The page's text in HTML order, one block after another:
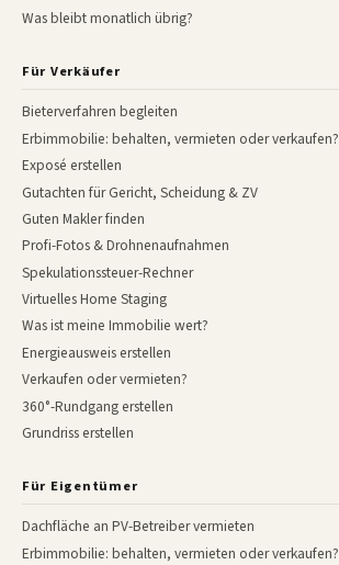
Was bleibt monatlich übrig?
Für Verkäufer
Bieterverfahren begleiten
Erbimmobilie: behalten, vermieten oder verkaufen?
Exposé erstellen
Gutachten für Gericht, Scheidung & ZV
Guten Makler finden
Profi-Fotos & Drohnenaufnahmen
Spekulationssteuer-Rechner
Virtuelles Home Staging
Was ist meine Immobilie wert?
Energieausweis erstellen
Verkaufen oder vermieten?
360°-Rundgang erstellen
Grundriss erstellen
Für Eigentümer
Dachfläche an PV-Betreiber vermieten
Erbimmobilie: behalten, vermieten oder verkaufen?